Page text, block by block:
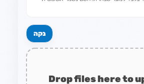
נקה
Drop files here to